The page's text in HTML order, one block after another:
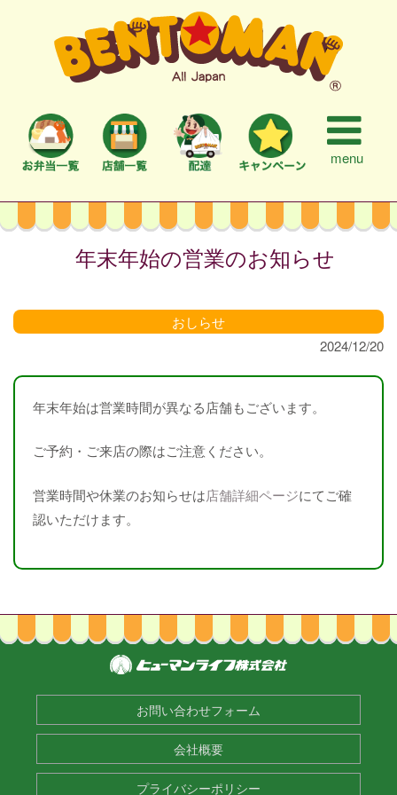
menu
年末年始の営業のお知らせ
おしらせ
2024/12/20
年末年始は営業時間が異なる店舗もございます。
ご予約・ご来店の際はご注意ください。
営業時間や休業のお知らせは店舗詳細ページにてご確
認いただけます。
お問い合わせフォーム
会社概要
プライバシーポリシー